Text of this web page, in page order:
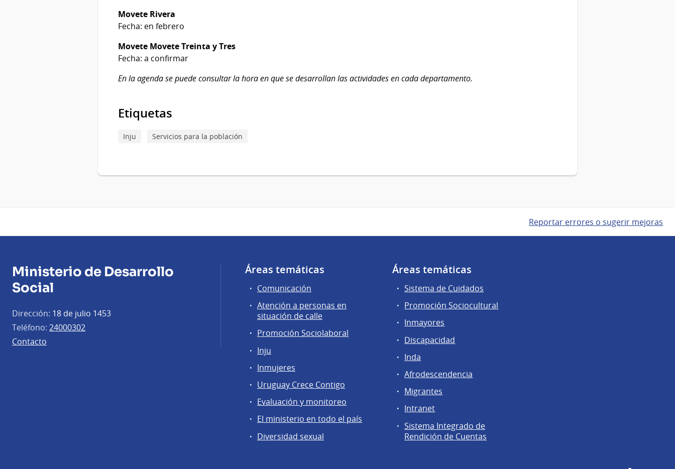
Movete Rivera
Fecha: en febrero
Movete Movete Treinta y Tres
Fecha: a confirmar
En la agenda se puede consultar la hora en que se desarrollan las actividades en cada departamento.
Etiquetas
Inju Servicios para la población
Reportar errores o sugerir mejoras
Ministerio de Desarrollo
Social
Dirección: 18 de julio 1453
Teléfono: 24000302
Contacto
Áreas temáticas
Comunicación
Atención a personas en
situación de calle
Promoción Sociolaboral
Inju
Inmujeres
Uruguay Crece Contigo
Evaluación y monitoreo
El ministerio en todo el país
Diversidad sexual
Áreas temáticas
Sistema de Cuidados
Promoción Sociocultural
Inmayores
Discapacidad
Inda
Afrodescendencia
Migrantes
Intranet
Sistema Integrado de
Rendición de Cuentas